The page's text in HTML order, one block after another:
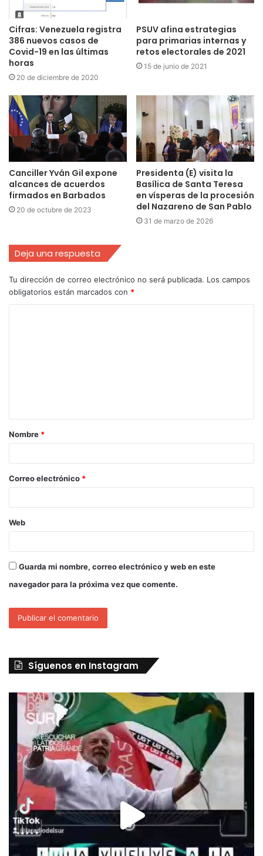
Cifras: Venezuela registra
386 nuevos casos de
Covid-19 en las últimas
horas
20 de diciembre de 2020
PSUV afina estrategias
para primarias internas y
retos electorales de 2021
15 de junio de 2021
Canciller Yván Gil expone
alcances de acuerdos
firmados en Barbados
20 de octubre de 2023
Presidenta (E) visita la
Basílica de Santa Teresa
en vísperas de la procesión
del Nazareno de San Pablo
31 de marzo de 2026
Deja una respuesta
Tu dirección de correo electrónico no será publicada. Los campos
obligatorios están marcados con *
Nombre *
Correo electrónico *
Web
Guarda mi nombre, correo electrónico y web en este
navegador para la próxima vez que comente.
Síguenos en Instagram